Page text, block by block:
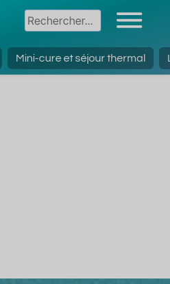
Mini-cure et séjour thermal